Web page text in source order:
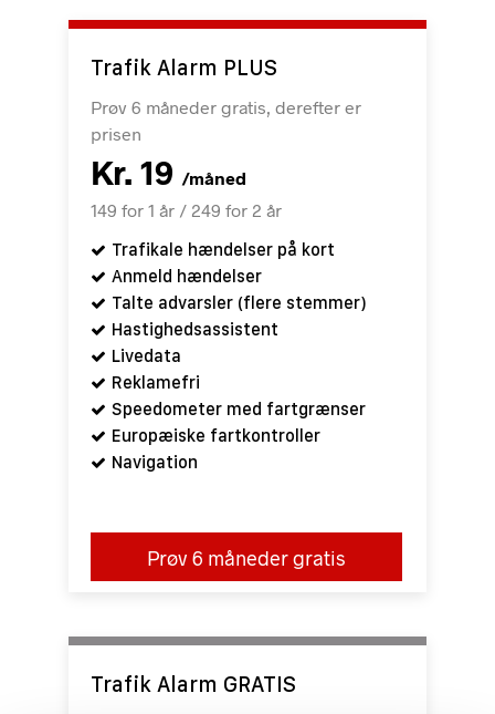
Trafik Alarm PLUS
Prøv 6 måneder gratis, derefter er
prisen
Kr. 19 /måned
149 for 1 år / 249 for 2 år
Trafikale hændelser på kort
Anmeld hændelser
Talte advarsler (flere stemmer)
Hastighedsassistent
Livedata
Reklamefri
Speedometer med fartgrænser
Europæiske fartkontroller
Navigation
Prøv 6 måneder gratis
Trafik Alarm GRATIS